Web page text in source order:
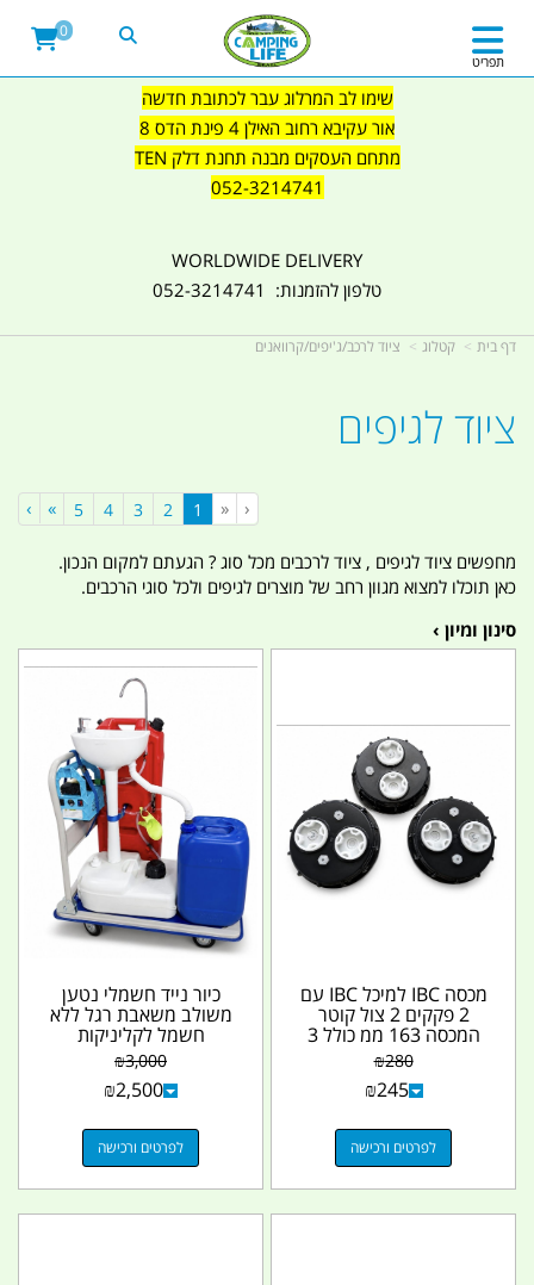
שימו לב המרלוג עבר לכתובת חדשה
אור עקיבא רחוב האילן 4 פינת הדס 8
מתחם העסקים מבנה תחנת דלק TEN
052-3214741
WORLDWIDE DELIVERY
טלפון להזמנות: 052-3214741
תפריט
0
דף בית קטלוג ציוד לרכב/ג'יפים/קרוואנים
ציוד לגיפים
‹
«
1
2
3
4
5
»
›
מחפשים ציוד לגיפים , ציוד לרכבים מכל סוג ? הגעתם למקום הנכון.
כאן תוכלו למצוא מגוון רחב של מוצרים לגיפים ולכל סוגי הרכבים.
סינון ומיון ›
מכסה IBC למיכל IBC עם
2 פקקים 2 צול קוטר
המכסה 163 ממ כולל 3
נשמים קמפינג לייף
₪280
₪245
לפרטים ורכישה
כיור נייד חשמלי נטען
משולב משאבת רגל ללא
חשמל לקליניקות
לארועים לשומרי שבת
וחג...
₪3,000
₪2,500
לפרטים ורכישה